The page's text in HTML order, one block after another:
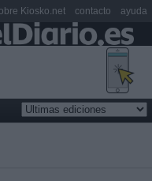
Kiosko.net contacto ayuda